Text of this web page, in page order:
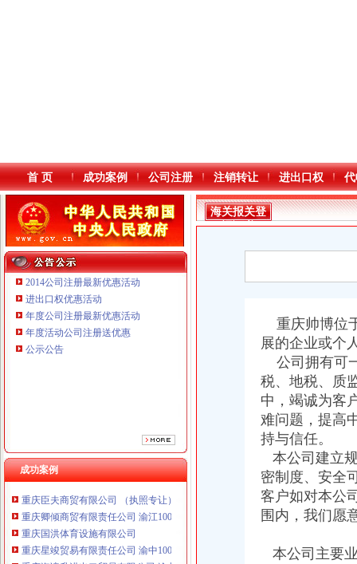
本站导航
首 页 成功案例 公司注册 注销转让 进出口权
2014公司注册最新优惠活动
进出口权优惠活动
年度公司注册最新优惠活动
年度活动公司注册送优惠
公示公告
成功案例
重庆鸽牌电线电缆有限公司 渝北10010万 (进出口权)
重庆傲志众达投资咨询有限责任公司 渝九1000万 （增资）
重庆卿倾商贸有限责任公司 渝江100万 （工商注册）
重庆国洪体育设施有限公司
重庆星竣贸易有限责任公司 渝中100万 （进出口权）
重庆海谛升进出口贸易有限公司 渝北100万 （进出口权）
海关报关登
记证书
重庆帅博位
展的企业或个
公司拥有可
税、地税、质
中，竭诚为客
难问题，提高
持与信任。
本公司建立
密制度、安全
客户如对本公
围内，我们愿
本公司主要